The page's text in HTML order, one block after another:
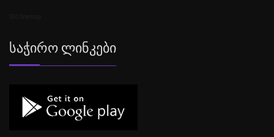
Საჭირო Ლინკები